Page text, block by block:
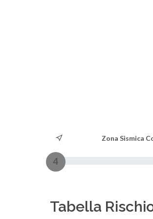
Zona Sismica
4
Tabella